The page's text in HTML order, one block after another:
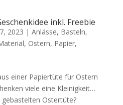
inkl. Freebie
2023 | Anlässe, Basteln,
, Ostern, Papier,
einer Papiertüte für Ostern
viele eine Kleinigkeit…
Ostertüte?